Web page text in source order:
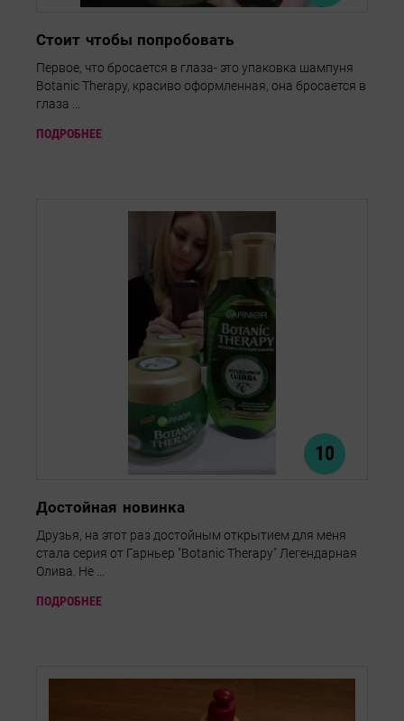
Стоит чтобы попробовать
Первое, что бросается в глаза- это упаковка шампуня
Botanic Therapy, красиво оформленная, она бросается в
глаза ...
ПОДРОБНЕЕ
10
Достойная новинка
Друзья, на этот раз достойным открытием для меня
стала серия от Гарньер "Botanic Therapy" Легендарная
Олива. Не ...
ПОДРОБНЕЕ